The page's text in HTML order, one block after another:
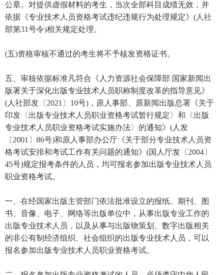
公章。对提供虚假材料的考生，当次全部科目成绩无效，并
依据《专业技术人员资格考试违纪违规行为处理规定》(人社
部第31号令)相关规定处理。
(五)资格审核不通过的考生将不予核发资格证书。
五、审核依据标准凡符合《人力资源社会保障部 国家新闻出
版署关于深化出版专业技术人员职称制度改革的指导意见》
(人社部发〔2021〕10号)，原人事部、原新闻出版总署《关于
印发〈出版专业技术人员职业资格考试暂行规定〉和〈出版
专业技术人员职业资格考试实施办法〉的通知》(人发
〔2001〕86号)和原人事部办公厅《关于部分专业技术人员资
格考试安排和考试工作有关问题的通知》(国人厅发〔2004〕
45号)规定报考条件的人员，均可报名参加出版专业技术人员
职业资格考试。
一、在经国家出版主管部门依法批准设立的报纸、期刊、图
书、音像、电子、网络等出版单位中，从事出版专业工作的
出版专业技术人员，以及从事与出版物策划、数字出版相关
的非公有制经济组织、社会组织的出版专业技术人员，可以
报名参加出版专业技术人员职业资格考试。